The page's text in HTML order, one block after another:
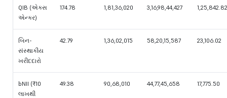
QIB (એક્સ
એન્કર)
174.78 1,81,36,020 3,16,98,44,427 1,25,842.82
બિન-
સંસ્થાકીય
ખરીદદારો
42.79 1,36,02,015 58,20,15,587 23,106.02
bNII (₹10
લાખથી
49.38 90,68,010 44,77,45,658 17,775.50